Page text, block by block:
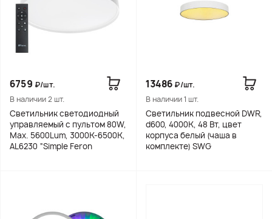
6759 ₽/шт.
В наличии 2 шт.
Светильник светодиодный
управляемый с пультом 80W,
Max. 5600Lum, 3000К-6500K,
AL6230 “Simple Feron
13486 ₽/шт.
В наличии 1 шт.
Светильник подвесной DWR,
d600, 4000K, 48 Вт, цвет
корпуса белый (чаша в
комплекте) SWG